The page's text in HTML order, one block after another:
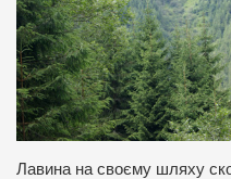
Лавина на своєму шляху